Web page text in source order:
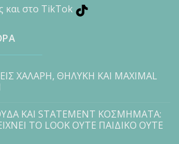
και στο TikTok
ΧΑΛΑΡΗ, ΘΗΛΥΚΗ ΚΑΙ MAXIMAL
ΚΑΙ STATEMENT ΚΟΣΜΗΜΑΤΑ:
ΤΟ LOOK ΟΥΤΕ ΠΑΙΔΙΚΟ ΟΥΤΕ